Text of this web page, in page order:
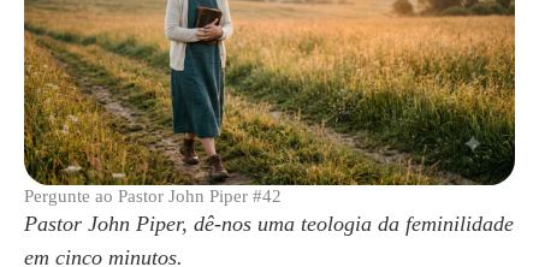
Pergunte ao Pastor John Piper #42
Pastor John Piper, dê-nos uma teologia da feminilidade
em cinco minutos.